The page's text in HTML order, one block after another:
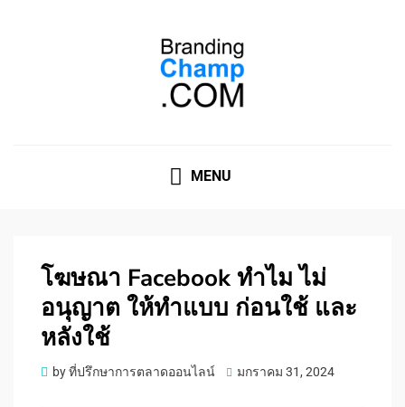
MENU
โฆษณา Facebook ทำไม ไม่
อนุญาต ให้ทำแบบ ก่อนใช้ และ
หลังใช้
byที่ปรึกษาการตลาดออนไลน์
Posted
มกราคม 31, 2024